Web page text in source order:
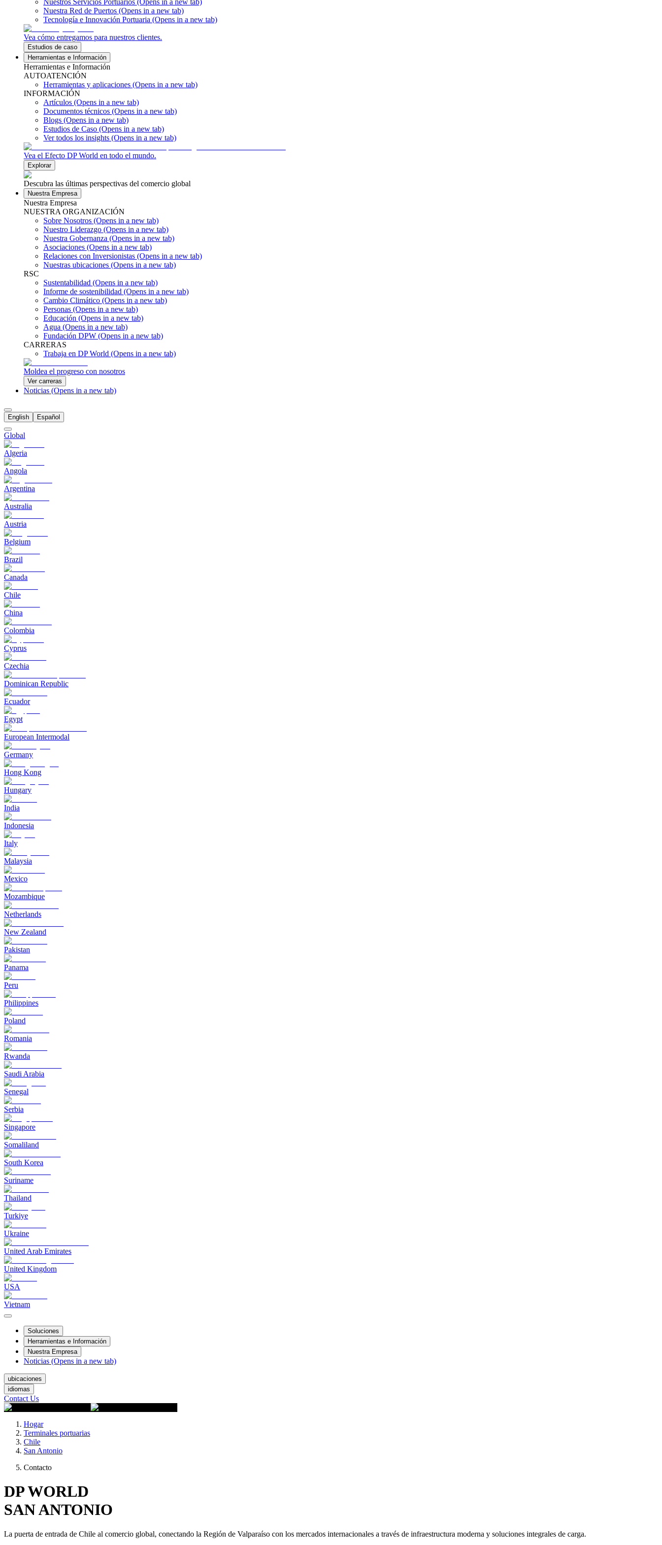
Nuestros Servicios Portuarios (Opens in a new tab)
Nuestra Red de Puertos (Opens in a new tab)
Tecnología e Innovación Portuaria (Opens in a new tab)
Vea cómo entregamos para nuestros clientes.
Estudios de caso
Herramientas e Información
Herramientas e Información
AUTOATENCIÓN
Herramientas y aplicaciones (Opens in a new tab)
INFORMACIÓN
Artículos (Opens in a new tab)
Documentos técnicos (Opens in a new tab)
Blogs (Opens in a new tab)
Estudios de Caso (Opens in a new tab)
Ver todos los insights (Opens in a new tab)
Vea el Efecto DP World en todo el mundo.
Explorar
Descubra las últimas perspectivas del comercio global
Nuestra Empresa
Nuestra Empresa
NUESTRA ORGANIZACIÓN
Sobre Nosotros (Opens in a new tab)
Nuestro Liderazgo (Opens in a new tab)
Nuestra Gobernanza (Opens in a new tab)
Asociaciones (Opens in a new tab)
Relaciones con Inversionistas (Opens in a new tab)
Nuestras ubicaciones (Opens in a new tab)
RSC
Sustentabilidad (Opens in a new tab)
Informe de sostenibilidad (Opens in a new tab)
Cambio Climático (Opens in a new tab)
Personas (Opens in a new tab)
Educación (Opens in a new tab)
Agua (Opens in a new tab)
Fundación DPW (Opens in a new tab)
CARRERAS
Trabaja en DP World (Opens in a new tab)
Moldea el progreso con nosotros
Ver carreras
Noticias (Opens in a new tab)
English Español
Global
Algeria
Angola
Argentina
Australia
Austria
Belgium
Brazil
Canada
Chile
China
Colombia
Cyprus
Czechia
Dominican Republic
Ecuador
Egypt
European Intermodal
Germany
Hong Kong
Hungary
India
Indonesia
Italy
Malaysia
Mexico
Mozambique
Netherlands
New Zealand
Pakistan
Panama
Peru
Philippines
Poland
Romania
Rwanda
Saudi Arabia
Senegal
Serbia
Singapore
Somaliland
South Korea
Suriname
Thailand
Turkiye
Ukraine
United Arab Emirates
United Kingdom
USA
Vietnam
Soluciones
Herramientas e Información
Nuestra Empresa
Noticias (Opens in a new tab)
ubicaciones
idiomas
Contact Us
Hogar
Terminales portuarias
Chile
San Antonio
Contacto
DP WORLD
SAN ANTONIO
La puerta de entrada de Chile al comercio global, conectando la Región de Valparaíso con los mercados internacionales a través de infraestructura moderna y soluciones integrales de carga.